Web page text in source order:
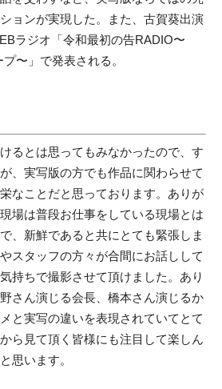
ョンが実現した。また、古賀葵出演
ラジオ「令和最初の告RADIO〜
〜」で発表される。
るとは思ってもみなかったので、す
、実写版の方でも作品に関わらせて
なことだと思っております。ありが
場は普段お仕事をしている現場とは
、新鮮であると共にとても緊張しま
スタッフの方々が合間にお話しして
持ちで撮影させて頂けました。あり
さん演じる会長、橋本さん演じるか
と実写の違いを表現されていてとて
ら見て頂く皆様にも注目して楽しん
思います。